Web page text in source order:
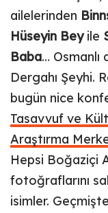
ailelerinden
Hüseyin Beyile
Baba… Osmanlı
Dergahı Şeyhi.
bugün nice
Tasavvuf ve
Araştırma
Hepsi Boğaziçi
fotoğraflarını
isimler.